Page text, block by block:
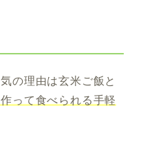
の理由は玄米ご飯と
って食べられる手軽